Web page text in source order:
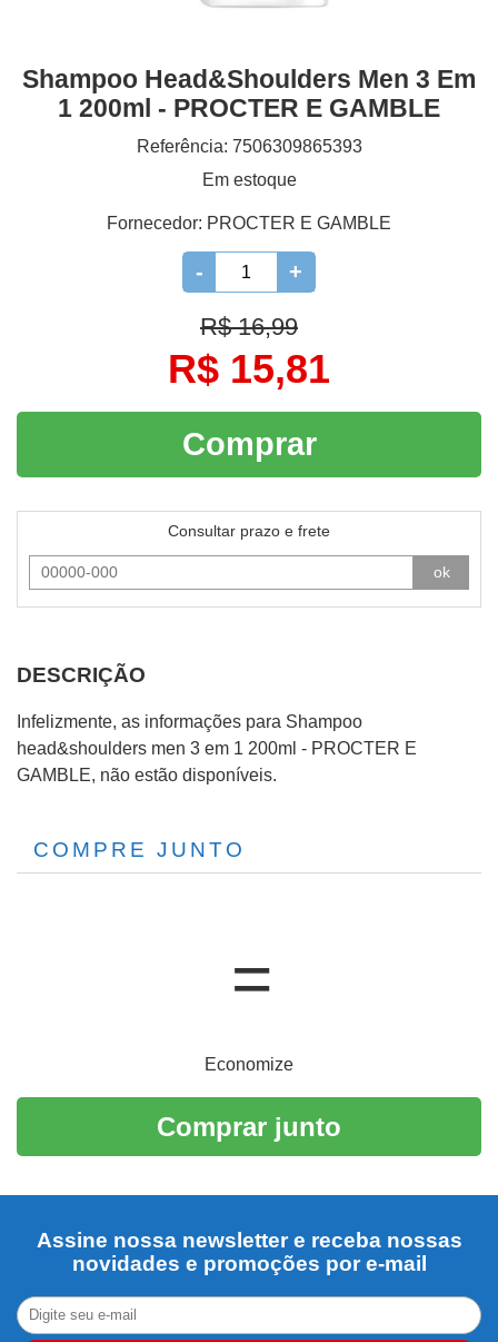
Shampoo Head&shoulders Men 3 Em
1 200ml - PROCTER E GAMBLE
Referência: 7506309865393
Em estoque
Fornecedor: PROCTER E GAMBLE
- +
R$ 16,99
R$ 15,81
Comprar
Consultar prazo e frete
ok
DESCRIÇÃO
Infelizmente, as informações para Shampoo
head&shoulders men 3 em 1 200ml - PROCTER E
GAMBLE, não estão disponíveis.
COMPRE JUNTO
Economize
Comprar junto
Assine nossa newsletter e receba nossas
novidades e promoções por e-mail